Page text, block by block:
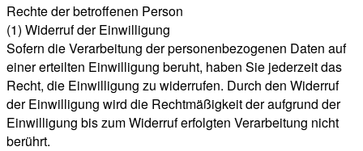
Rechte der betroffenen Person
(1) Widerruf der Einwilligung
Sofern die Verarbeitung der personenbezogenen Daten auf
einer erteilten Einwilligung beruht, haben Sie jederzeit das
Recht, die Einwilligung zu widerrufen. Durch den Widerruf
der Einwilligung wird die Rechtmäßigkeit der aufgrund der
Einwilligung bis zum Widerruf erfolgten Verarbeitung nicht
berührt.